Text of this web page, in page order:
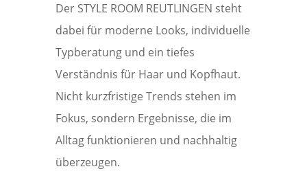
Der STYLE ROOM REUTLINGEN steht
dabei für moderne Looks, individuelle
Typberatung und ein tiefes
Verständnis für Haar und Kopfhaut.
Nicht kurzfristige Trends stehen im
Fokus, sondern Ergebnisse, die im
Alltag funktionieren und nachhaltig
überzeugen.